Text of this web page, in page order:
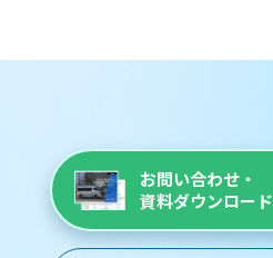
お問い合わせ・
資料ダウンロード